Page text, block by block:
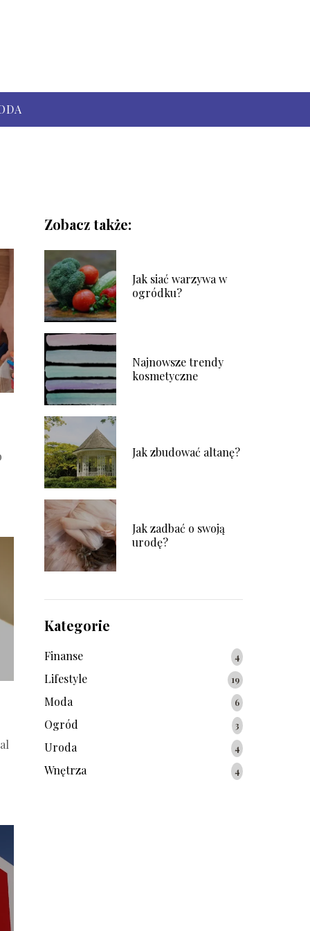
Zobacz także:
Jak siać warzywa w
ogródku?
Najnowsze trendy
kosmetyczne
Jak zbudować altanę?
Jak zadbać o swoją
urodę?
Kategorie
Finanse 4
Lifestyle 19
Moda 6
Ogród 3
Uroda 4
Wnętrza 4